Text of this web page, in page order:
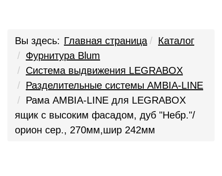
Вы здесь: Главная страница
Каталог
Фурнитура Blum
Система выдвижения LEGRABOX
Разделительные системы AMBIA-LINE
Рама AMBIA-LINE для LEGRABOX
ящик с высоким фасадом, дуб "Небр."/
орион сер., 270мм,шир 242мм